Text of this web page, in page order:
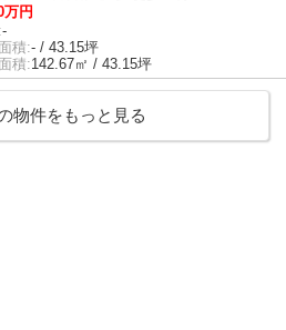
万円
-
積:- / 43.15坪
積:142.67㎡ / 43.15坪
物件をもっと見る